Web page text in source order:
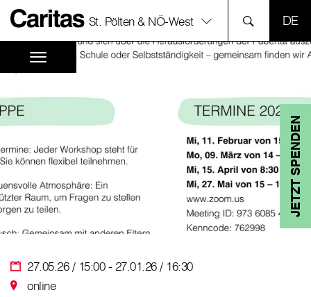
St. Pölten & NÖ-West
JETZT SPENDEN
27.05.26 / 15:00 - 27.01.26 / 16:30
online